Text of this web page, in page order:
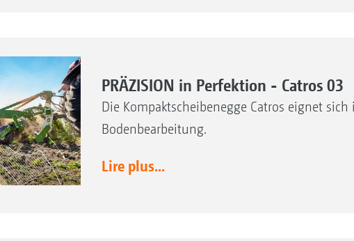
PRÄZISION in Perfektion - Catros 03
Die Kompaktscheibenegge Catros eignet
Bodenbearbeitung.
Lire plus...